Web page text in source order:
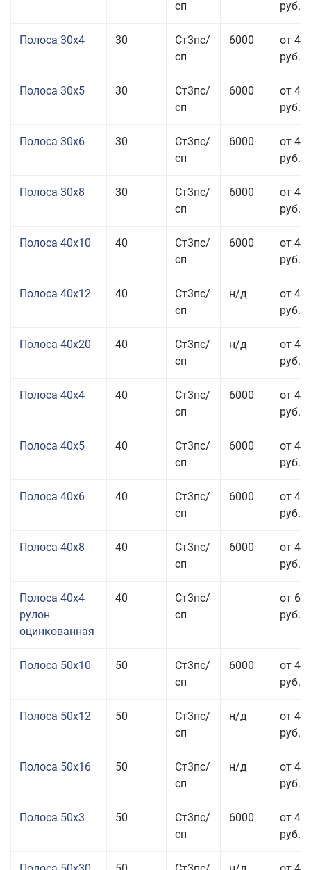
сп руб.
Полоса 30x4 30
Ст3пс/
сп
6000
от 43
руб.
Полоса 30x5 30
Ст3пс/
сп
6000
от 43
руб.
Полоса 30x6 30
Ст3пс/
сп
6000
от 46
руб.
Полоса 30x8 30
Ст3пс/
сп
6000
от 44
руб.
Полоса 40x10 40
Ст3пс/
сп
6000
от 45
руб.
Полоса 40x12 40
Ст3пс/
сп
н/д
от 44
руб.
Полоса 40x20 40
Ст3пс/
сп
н/д
от 47
руб.
Полоса 40x4 40
Ст3пс/
сп
6000
от 43
руб.
Полоса 40x5 40
Ст3пс/
сп
6000
от 43
руб.
Полоса 40x6 40
Ст3пс/
сп
6000
от 43
руб.
Полоса 40x8 40
Ст3пс/
сп
6000
от 43
руб.
Полоса 40x4
рулон
оцинкованная
40
Ст3пс/
сп
от 69
руб.
Полоса 50x10 50
Ст3пс/
сп
6000
от 46
руб.
Полоса 50x12 50
Ст3пс/
сп
н/д
от 44
руб.
Полоса 50x16 50
Ст3пс/
сп
н/д
от 49
руб.
Полоса 50x3 50
Ст3пс/
сп
6000
от 45
руб.